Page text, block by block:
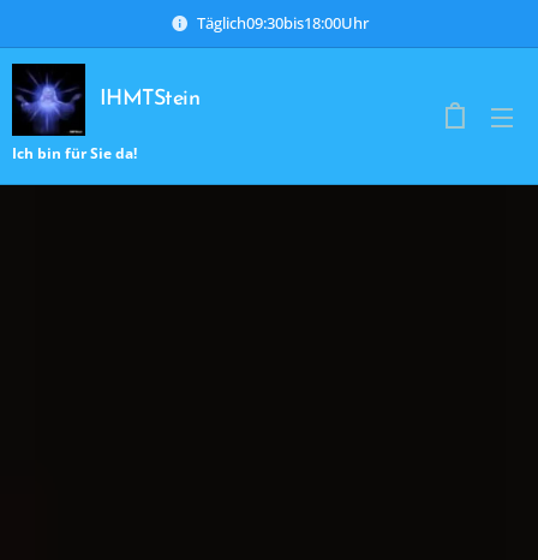
Täglich09:30bis18:00Uhr
IHMTStein
Ich bin für Sie da!